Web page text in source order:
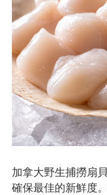
加拿大野生捕撈扇
確保最佳的新鮮度